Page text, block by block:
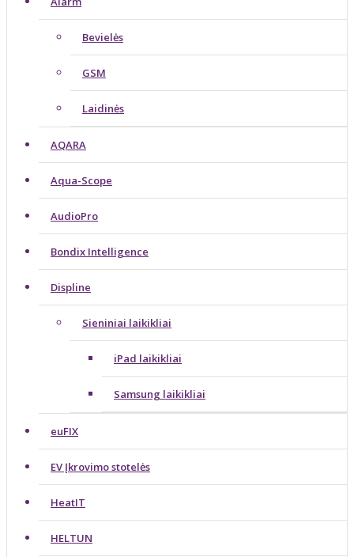
Bevielės
GSM
Laidinės
AQARA
Aqua-Scope
AudioPro
Bondix Intelligence
Displine
Sieniniai laikikliai
iPad laikikliai
Samsung laikikliai
euFIX
EV Įkrovimo stotelės
HeatIT
HELTUN